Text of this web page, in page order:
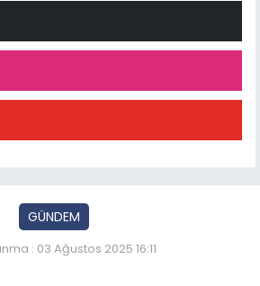
GÜNDEM
: 03 Ağustos 2025 16:11